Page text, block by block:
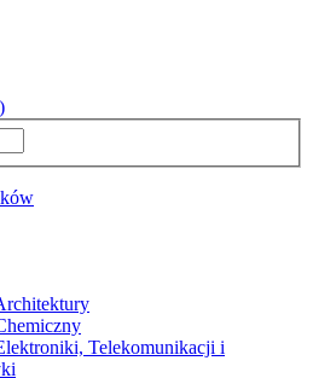
Telekomunikacji i